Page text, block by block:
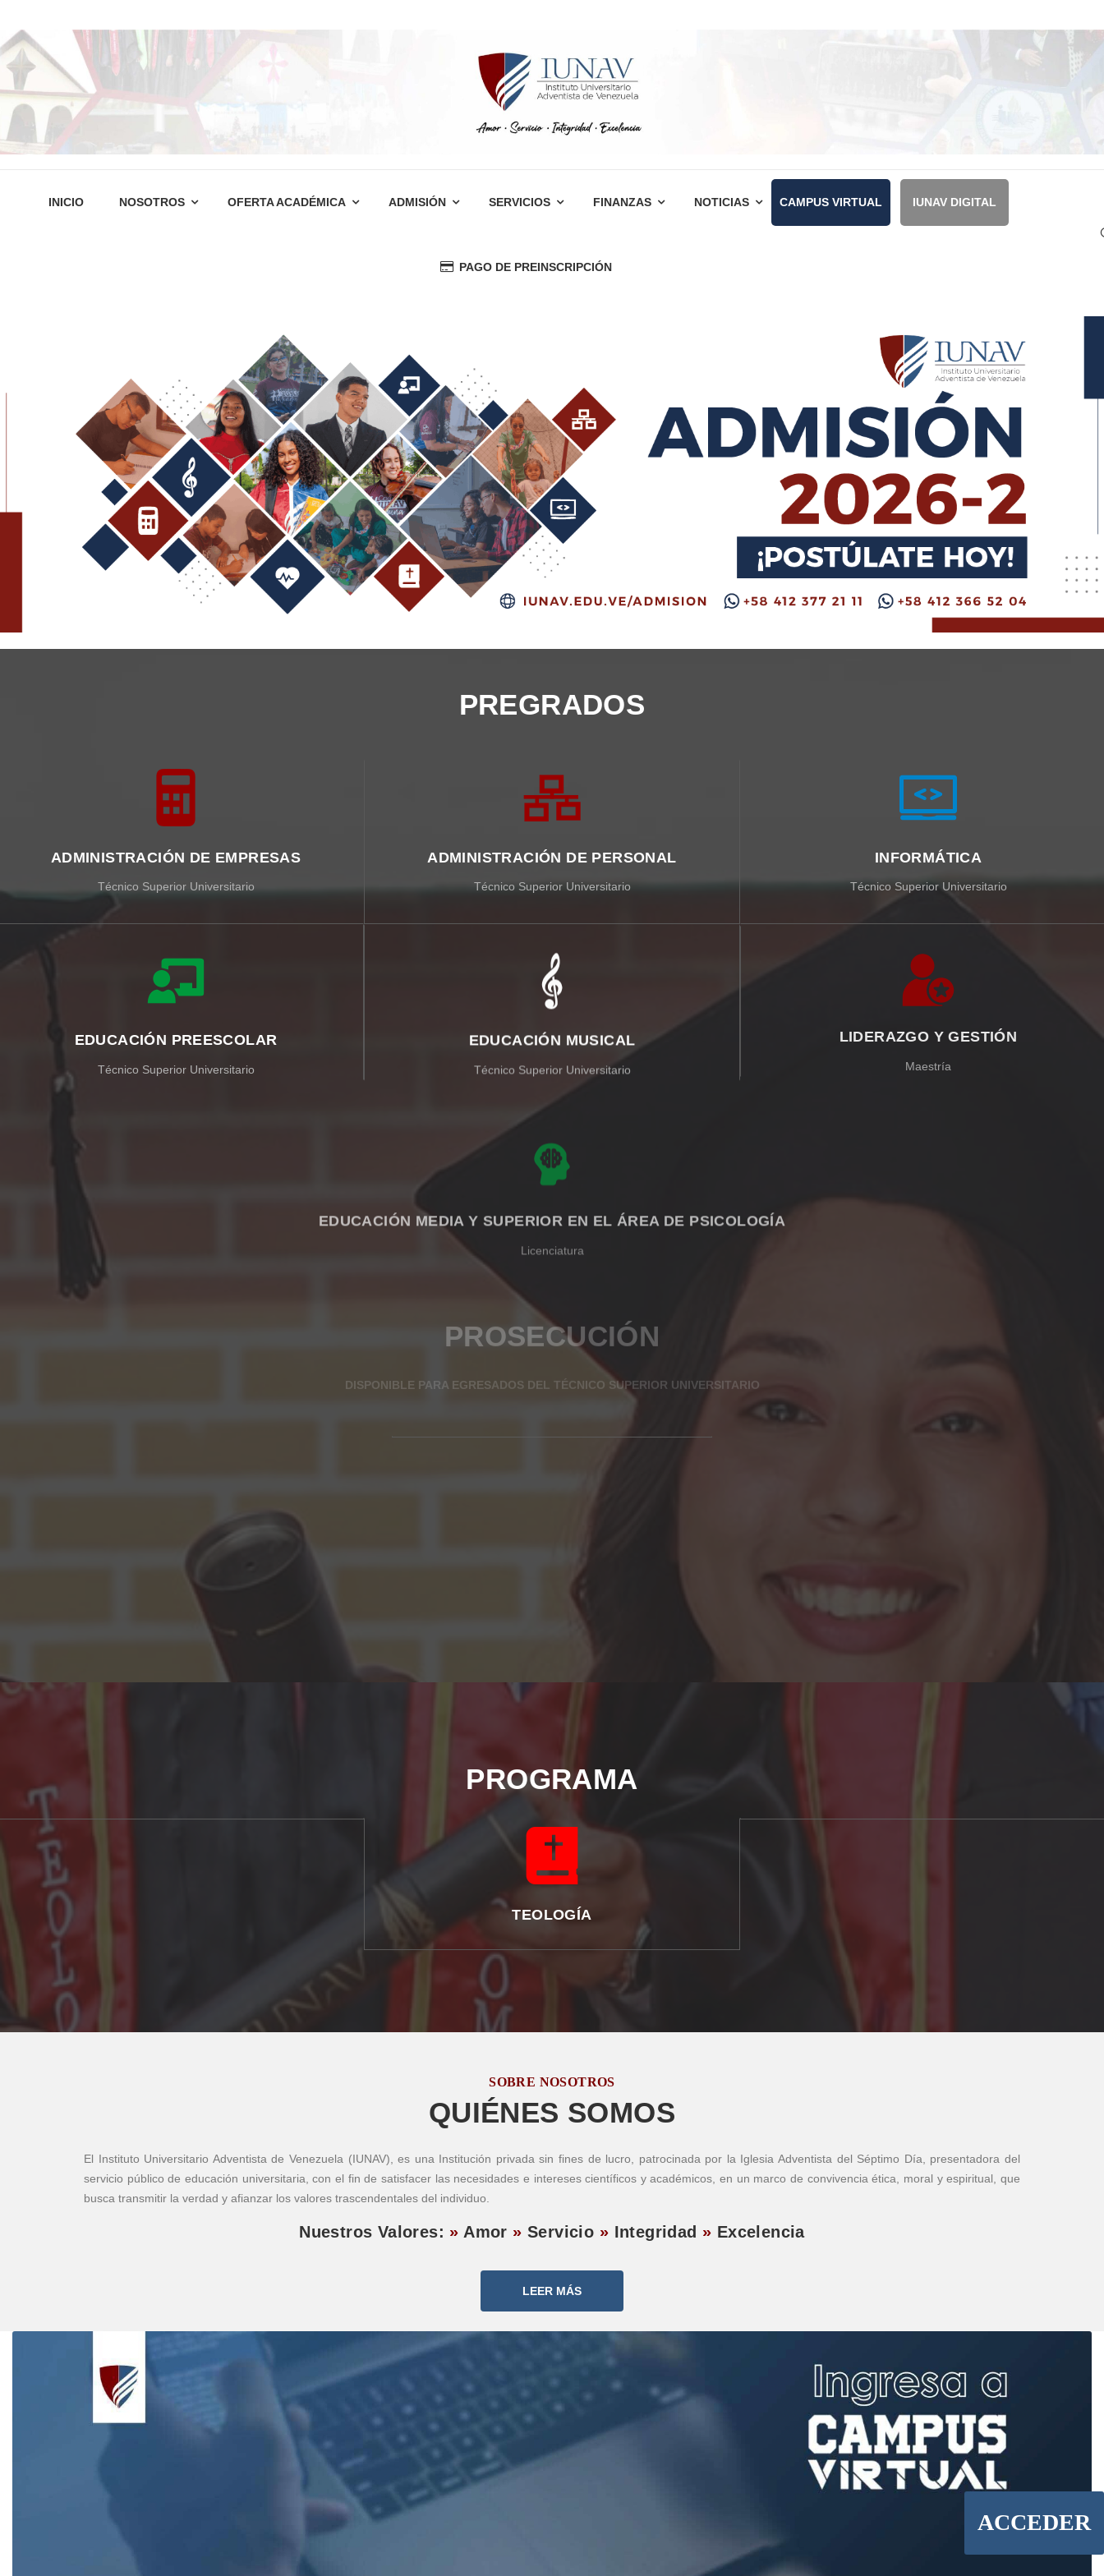
INICIO NOSOTROS OFERTA ACADÉMICA ADMISIÓN SERVICIOS FINANZAS NOTICIAS CAMPUS VIRTUAL IUNAV DIGITAL
PAGO DE PREINSCRIPCIÓN
PREGRADOS
ADMINISTRACIÓN DE EMPRESAS
Técnico Superior Universitario
ADMINISTRACIÓN DE PERSONAL
Técnico Superior Universitario
INFORMÁTICA
Técnico Superior Universitario
EDUCACIÓN PREESCOLAR
Técnico Superior Universitario
EDUCACIÓN MUSICAL
Técnico Superior Universitario
LIDERAZGO Y GESTIÓN
Maestría
EDUCACIÓN MEDIA Y SUPERIOR EN EL ÁREA DE PSICOLOGÍA
Licenciatura
PROSECUCIÓN
DISPONIBLE PARA EGRESADOS DEL TÉCNICO SUPERIOR UNIVERSITARIO
ADMINISTRACIÓN
PROGRAMA
TEOLOGÍA
SOBRE NOSOTROS
QUIÉNES SOMOS
El Instituto Universitario Adventista de Venezuela (IUNAV), es una Institución privada sin fines de lucro, patrocinada por la Iglesia Adventista del Séptimo Día, presentadora del
servicio público de educación universitaria, con el fin de satisfacer las necesidades e intereses científicos y académicos, en un marco de convivencia ética, moral y espiritual, que
busca transmitir la verdad y afianzar los valores trascendentales del individuo.
Nuestros Valores: » Amor » Servicio » Integridad » Excelencia
LEER MÁS
ACCEDER